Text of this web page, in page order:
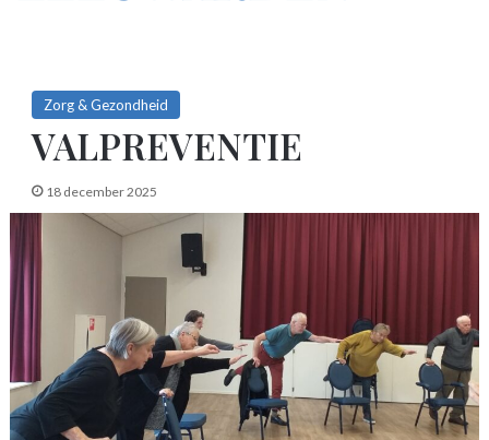
Zorg & Gezondheid
VALPREVENTIE
18 december 2025